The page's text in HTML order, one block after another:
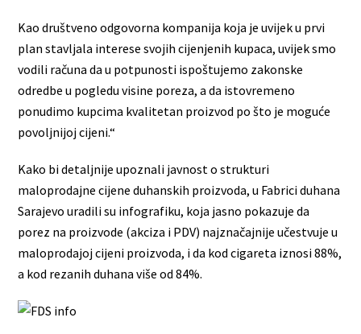
Kao društveno odgovorna kompanija koja je uvijek u prvi
plan stavljala interese svojih cijenjenih kupaca, uvijek smo
vodili računa da u potpunosti ispoštujemo zakonske
odredbe u pogledu visine poreza, a da istovremeno
ponudimo kupcima kvalitetan proizvod po što je moguće
povoljnijoj cijeni.“
Kako bi detaljnije upoznali javnost o strukturi
maloprodajne cijene duhanskih proizvoda, u Fabrici duhana
Sarajevo uradili su infografiku, koja jasno pokazuje da
porez na proizvode (akciza i PDV) najznačajnije učestvuje u
maloprodajoj cijeni proizvoda, i da kod cigareta iznosi 88%,
a kod rezanih duhana više od 84%.